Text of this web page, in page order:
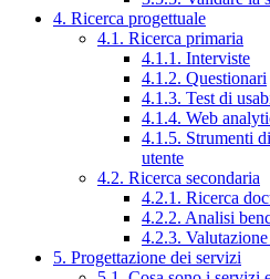
4. Ricerca progettuale
4.1. Ricerca primaria
4.1.1. Interviste
4.1.2. Questionari
4.1.3. Test di
4.1.4. Web
4.1.5. Strumenti
utente
4.2. Ricerca secondaria
4.2.1. Ricerca
4.2.2. Analisi
4.2.3.
5. Progettazione dei servizi